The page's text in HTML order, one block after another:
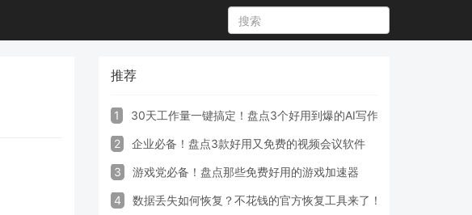
推荐
1 30天工作量一键搞定！盘点3个好用到爆的AI写作生成器工具
2 企业必备！盘点3款好用又免费的视频会议软件
3 游戏党必备！盘点那些免费好用的游戏加速器
4 数据丢失如何恢复？不花钱的官方恢复工具来了！